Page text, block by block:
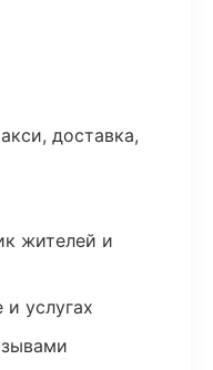
доставка,
жителей и
услугах